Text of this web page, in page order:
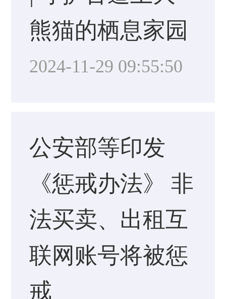
熊猫的栖息家园
2024-11-29 09:55:50
公安部等印发
《惩戒办法》 非
法买卖、出租互
联网账号将被惩
戒